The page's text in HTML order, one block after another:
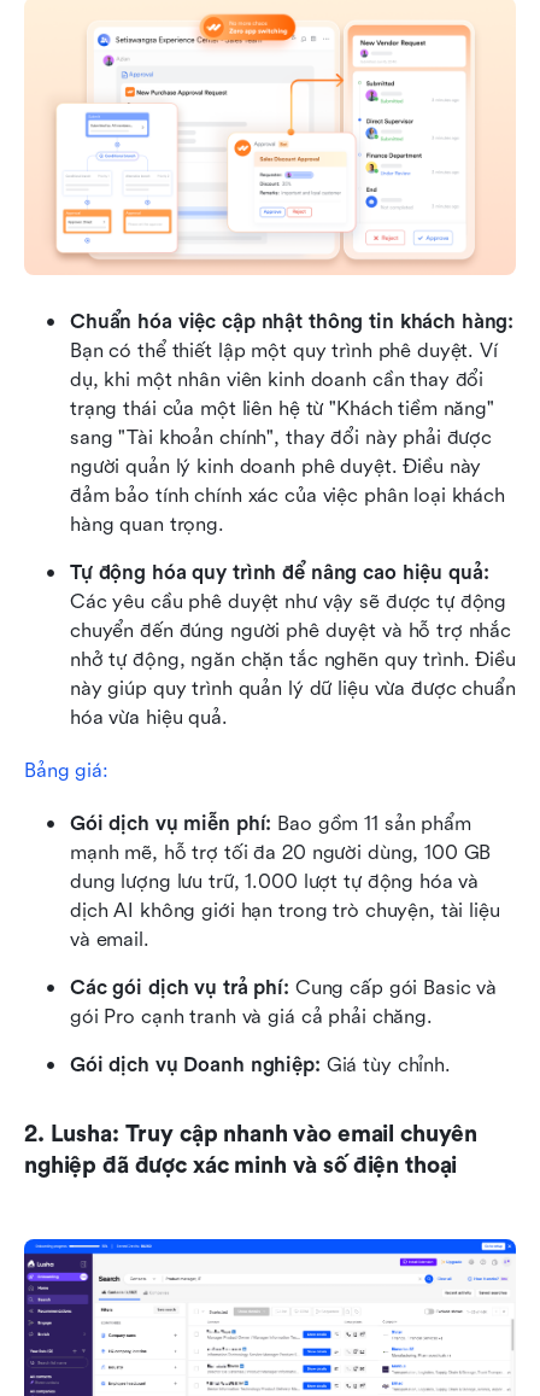
Chuẩn hóa việc cập nhật thông tin khách hàng:
Bạn có thể thiết lập một quy trình phê duyệt. Ví
dụ, khi một nhân viên kinh doanh cần thay đổi
trạng thái của một liên hệ từ "Khách tiềm năng"
sang "Tài khoản chính", thay đổi này phải được
người quản lý kinh doanh phê duyệt. Điều này
đảm bảo tính chính xác của việc phân loại khách
hàng quan trọng.
Tự động hóa quy trình để nâng cao hiệu quả:
Các yêu cầu phê duyệt như vậy sẽ được tự động
chuyển đến đúng người phê duyệt và hỗ trợ nhắc
nhở tự động, ngăn chặn tắc nghẽn quy trình. Điều
này giúp quy trình quản lý dữ liệu vừa được chuẩn
hóa vừa hiệu quả.
Bảng giá:
Gói dịch vụ miễn phí: Bao gồm 11 sản phẩm
mạnh mẽ, hỗ trợ tối đa 20 người dùng, 100 GB
dung lượng lưu trữ, 1.000 lượt tự động hóa và
dịch AI không giới hạn trong trò chuyện, tài liệu
và email.
Các gói dịch vụ trả phí: Cung cấp gói Basic và
gói Pro cạnh tranh và giá cả phải chăng.
Gói dịch vụ Doanh nghiệp: Giá tùy chỉnh.
2. Lusha: Truy cập nhanh vào email chuyên
nghiệp đã được xác minh và số điện thoại